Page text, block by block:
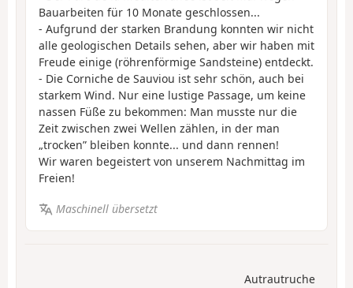
Bauarbeiten für 10 Monate geschlossen...
- Aufgrund der starken Brandung konnten wir nicht
alle geologischen Details sehen, aber wir haben mit
Freude einige (röhrenförmige Sandsteine) entdeckt.
- Die Corniche de Sauviou ist sehr schön, auch bei
starkem Wind. Nur eine lustige Passage, um keine
nassen Füße zu bekommen: Man musste nur die
Zeit zwischen zwei Wellen zählen, in der man
„trocken” bleiben konnte... und dann rennen!
Wir waren begeistert von unserem Nachmittag im
Freien!
Maschinell übersetzt
Autrautruche